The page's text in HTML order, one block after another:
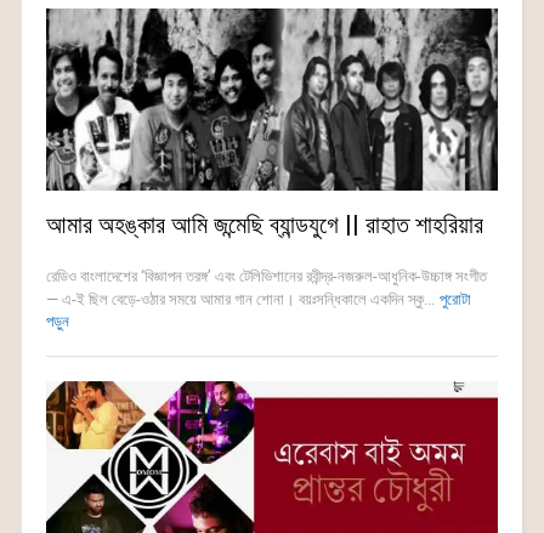
আমার অহঙ্কার আমি জন্মেছি ব্যান্ডযুগে || রাহাত শাহরিয়ার
রেডিও বাংলাদেশের ‘বিজ্ঞাপন তরঙ্গ’ এবং টেলিভিশানের রবীন্দ্র-নজরুল-আধুনিক-উচ্চাঙ্গ সংগীত
— এ-ই ছিল বেড়ে-ওঠার সময়ে আমার গান শোনা। বয়ঃসন্ধিকালে একদিন স্কু... পুরোটা
পড়ুন